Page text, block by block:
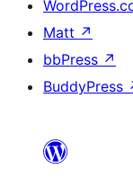
Matt ↗
bbPress ↗
BuddyPress